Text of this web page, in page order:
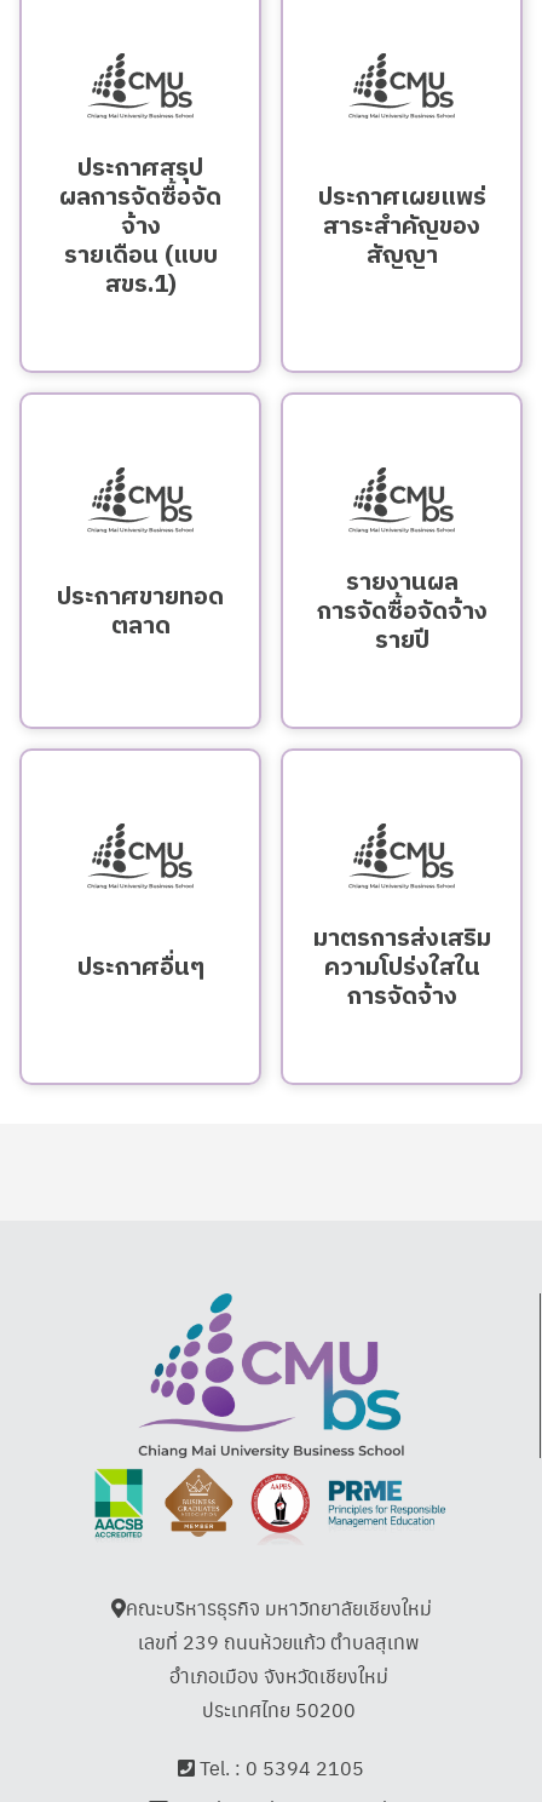
for:
ประกาศสรุป
ผลการจัดซื้อจัด
จ้าง
รายเดือน (แบบ
สขร.1)
ประกาศเผยแพร่
สาระสําคัญของ
สัญญา
ประกาศขายทอด
ตลาด
รายงานผล
การจัดซื้อจัดจ้าง
รายปี
ประกาศอื่นๆ
มาตรการส่งเสริม
ความโปร่งใสใน
การจัดจ้าง
คณะบริหารธุรกิจ มหาวิทยาลัยเชียงใหม่
เลขที่ 239 ถนนห้วยแก้ว ตำบลสุเทพ
อำเภอเมือง จังหวัดเชียงใหม่
ประเทศไทย 50200
Tel. : 0 5394 2105